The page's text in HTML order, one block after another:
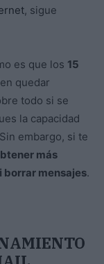
, sigue
es que los 15
quedar
todo si se
la capacidad
embargo, si te
más
borrar mensajes.